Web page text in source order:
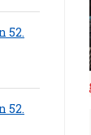
52.
52.